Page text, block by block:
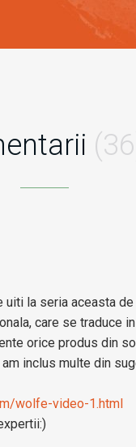
uiti la seria aceasta
care se traduce
orice produs din
inclus multe din
wolfe-video-1.html